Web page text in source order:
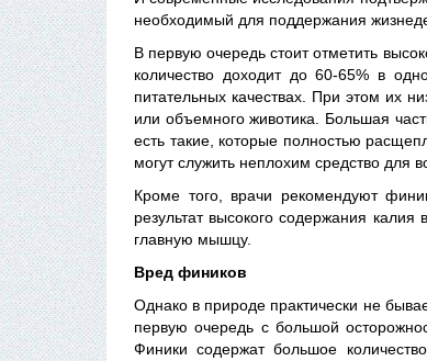
необходимый для поддержания
В первую очередь стоит отметить
количество доходит до 60-65% в
питательных качествах. При этом их
или объемного животика. Большая
есть такие, которые полностью
могут служить неплохим средство для
Кроме того, врачи рекомендуют
результат высокого содержания
главную мышцу.
Вред фиников
Однако в природе практически не
первую очередь с большой
Финики содержат большое